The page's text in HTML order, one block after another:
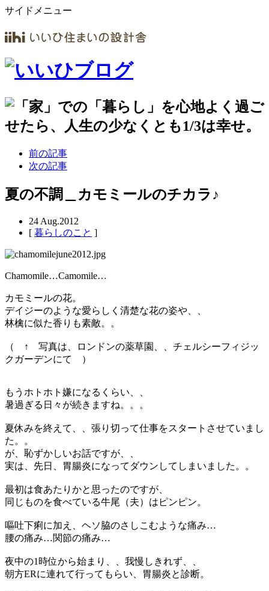
サイドメニュー
前の記事
次の記事
夏の不調＿カモミールのチカラ♪
24 Aug.2012
[ 暮らしのこと ]
Chamomile…Camomile…
カモミールの花。
デイジーのような愛らしく清楚な花の姿や、、
林檎に似た香りも素敵。。
（ ↑ 写真は、ロンドンの薬草園、、チェルシーフィジッ
クガーデンにて ）
もうホトホト嫌になるくらい、、
暑過ぎる日々が続きますね。。。
夏休みを終えて、、張り切って仕事をスタートさせていまし
た。。
が、恥ずかしいお話ですが、、
実は、先日、胃腸炎になってダウンしてしまいました。。
最初は食あたりかと思ったのですが、
同じものを食べている牛尾（夫）はピンピン。
嘔吐下痢に加え、ヘソ脇のさしこむような痛み…
腰の痛み…関節の痛み…
夜中の1時位から始まり、、我慢しきれず、、
朝方ERに連れて行ってもらい、胃腸炎と診断。